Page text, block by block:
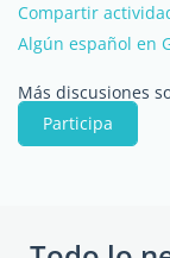
Compartir
Algún español en
Más discusiones
Participa